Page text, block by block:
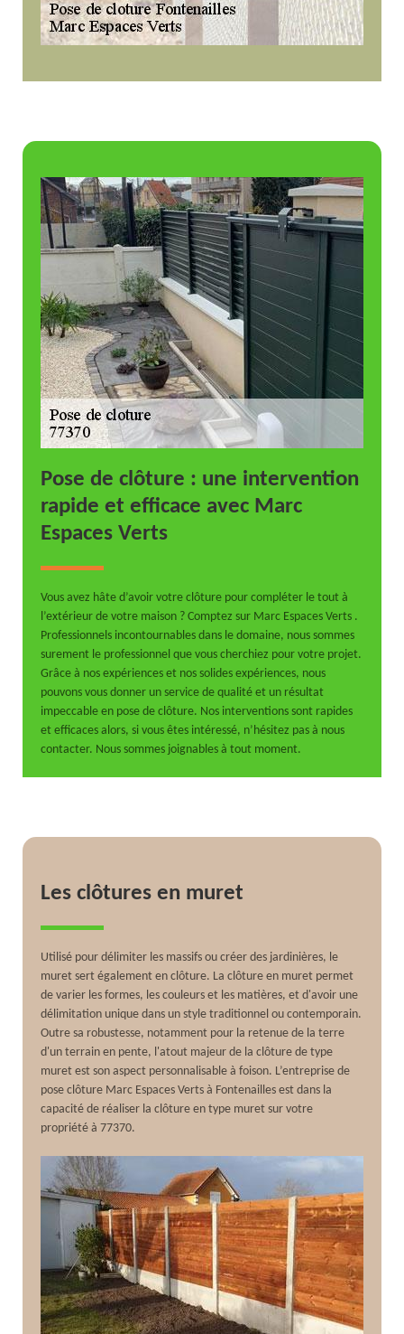
Pose de clôture : une intervention
rapide et efficace avec Marc
Espaces Verts
Vous avez hâte d’avoir votre clôture pour compléter le tout à
l’extérieur de votre maison ? Comptez sur Marc Espaces Verts .
Professionnels incontournables dans le domaine, nous sommes
surement le professionnel que vous cherchiez pour votre projet.
Grâce à nos expériences et nos solides expériences, nous
pouvons vous donner un service de qualité et un résultat
impeccable en pose de clôture. Nos interventions sont rapides
et efficaces alors, si vous êtes intéressé, n’hésitez pas à nous
contacter. Nous sommes joignables à tout moment.
Les clôtures en muret
Utilisé pour délimiter les massifs ou créer des jardinières, le
muret sert également en clôture. La clôture en muret permet
de varier les formes, les couleurs et les matières, et d'avoir une
délimitation unique dans un style traditionnel ou contemporain.
Outre sa robustesse, notamment pour la retenue de la terre
d'un terrain en pente, l'atout majeur de la clôture de type
muret est son aspect personnalisable à foison. L’entreprise de
pose clôture Marc Espaces Verts à Fontenailles est dans la
capacité de réaliser la clôture en type muret sur votre
propriété à 77370.